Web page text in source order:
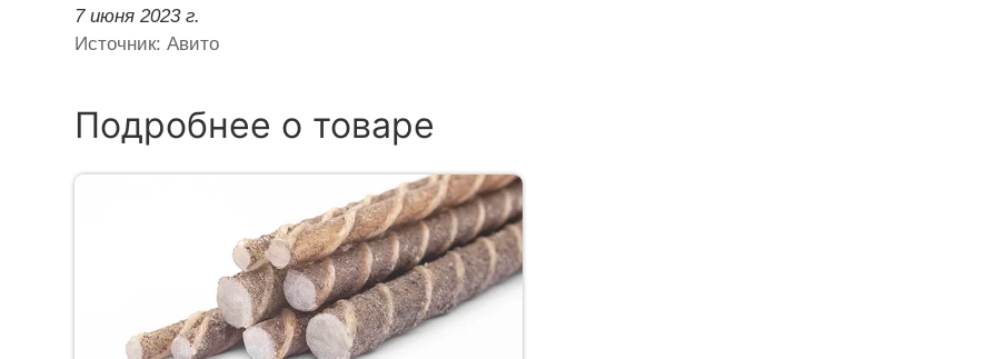
7 июня 2023 г.
Источник: Авито
Подробнее о товаре